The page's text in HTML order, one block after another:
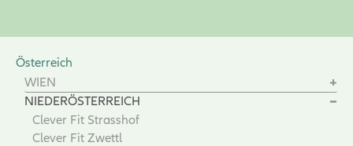
Österreich
WIEN
NIEDERÖSTERREICH
Clever Fit Strasshof
Clever Fit Zwettl